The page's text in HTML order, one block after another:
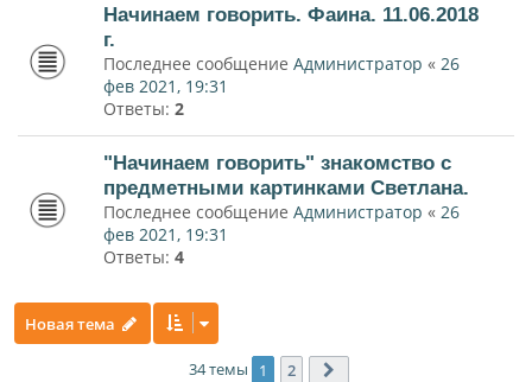
Начинаем говорить. Фаина. 11.06.2018
г.
Последнее сообщение Администратор « 26
фев 2021, 19:31
Ответы: 2
"Начинаем говорить" знакомство с
предметными картинками Светлана.
Последнее сообщение Администратор « 26
фев 2021, 19:31
Ответы: 4
Новая тема
34 темы 1 2